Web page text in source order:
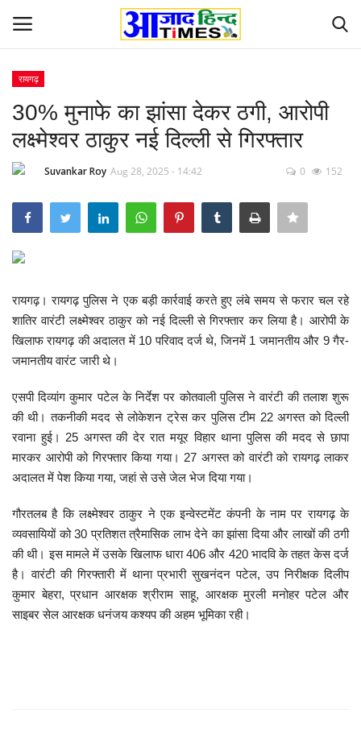
Home
Contact
देश-विदेश
छत्तीसगढ़ राज्य
दुनिया
मनोरंजन
सेहत
धर्म
करियर
राशिफल
खेल
रायगढ़
30% मुनाफे का झांसा देकर ठगी, आरोपी
लक्ष्मेश्वर ठाकुर नई दिल्ली से गिरफ्तार
Suvankar Roy Aug 28, 2025 - 14:42 0 152
रायगढ़। रायगढ़ पुलिस ने एक बड़ी कार्रवाई करते हुए लंबे समय से फरार चल रहे
शातिर वारंटी लक्ष्मेश्वर ठाकुर को नई दिल्ली से गिरफ्तार कर लिया है। आरोपी के
खिलाफ रायगढ़ की अदालत में 10 परिवाद दर्ज थे, जिनमें 1 जमानतीय और 9 गैर-
जमानतीय वारंट जारी थे।
एसपी दिव्यांग कुमार पटेल के निर्देश पर कोतवाली पुलिस ने वारंटी की तलाश शुरू
की थी। तकनीकी मदद से लोकेशन ट्रेस कर पुलिस टीम 22 अगस्त को दिल्ली
रवाना हुई। 25 अगस्त की देर रात मयूर विहार थाना पुलिस की मदद से छापा
मारकर आरोपी को गिरफ्तार किया गया। 27 अगस्त को वारंटी को रायगढ़ लाकर
अदालत में पेश किया गया, जहां से उसे जेल भेज दिया गया।
गौरतलब है कि लक्ष्मेश्वर ठाकुर ने एक इन्वेस्टमेंट कंपनी के नाम पर रायगढ़ के
व्यवसायियों को 30 प्रतिशत त्रैमासिक लाभ देने का झांसा दिया और लाखों की ठगी
की थी। इस मामले में उसके खिलाफ धारा 406 और 420 भादवि के तहत केस दर्ज
है। वारंटी की गिरफ्तारी में थाना प्रभारी सुखनंदन पटेल, उप निरीक्षक दिलीप
कुमार बेहरा, प्रधान आरक्षक श्रीराम साहू, आरक्षक मुरली मनोहर पटेल और
साइबर सेल आरक्षक धनंजय कश्यप की अहम भूमिका रही।